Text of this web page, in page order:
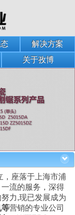
解决方案
关于孜博
，座落于上海市浦
流的服务，深得
力,现已发展成为
等营销的专业公司